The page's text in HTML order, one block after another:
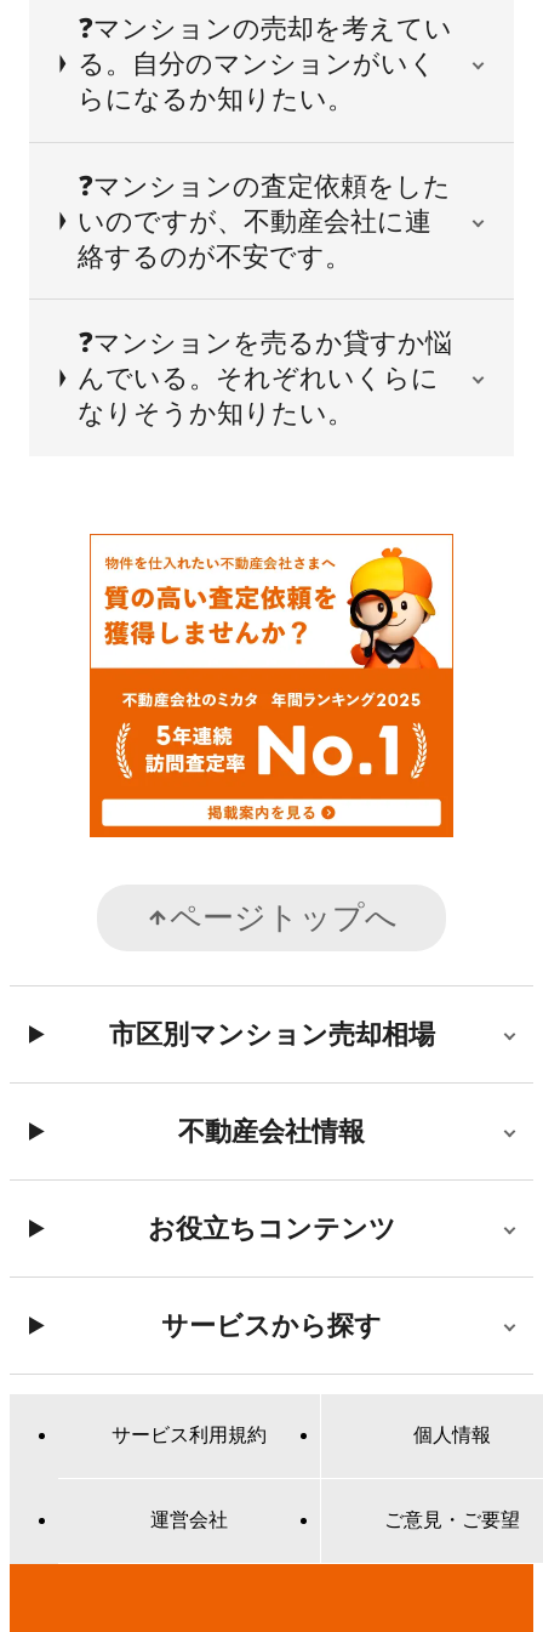
❓マンションの売却を考えてい
る。自分のマンションがいく
らになるか知りたい。
❓マンションの査定依頼をした
いのですが、不動産会社に連
絡するのが不安です。
❓マンションを売るか貸すか悩
んでいる。それぞれいくらに
なりそうか知りたい。
ページトップへ
市区別マンション売却相場
不動産会社情報
お役立ちコンテンツ
サービスから探す
サービス利用規約 個人情報
運営会社 ご意見・ご要望